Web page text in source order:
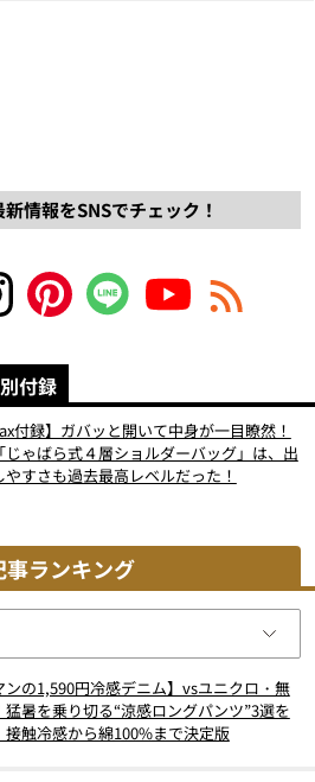
情報をSNSでチェック！
付録
付録】ガバッと開いて中身が一目瞭然！
じゃばら式４層ショルダーバッグ」は、出
やすさも過去最高レベルだった！
事ランキング
ンの1,590円冷感デニム】vsユニクロ・無
猛暑を乗り切る“涼感ロングパンツ”3選を
接触冷感から綿100%まで決定版